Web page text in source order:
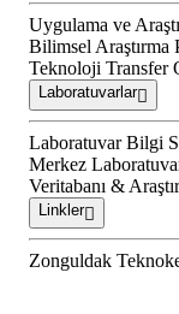
Uygulama ve
Bilimsel Araştırma
Teknoloji Transfer
Laboratuvarlar
Laboratuvar Bilgi
Merkez
Veritabanı &
Linkler
Zonguldak